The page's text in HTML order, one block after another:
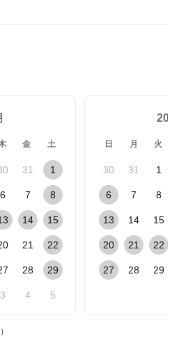
金 土
31 1
6 7 8
14 15
21 22
28 29
3 4 5
日 月 火
30 31 1
6 7 8
13 14 15
20 21 22
27 28 29